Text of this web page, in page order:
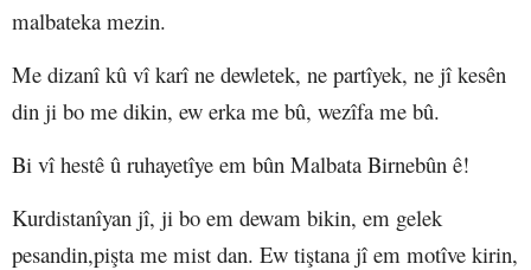
malbateka mezin.
Me dizanî kû vî karî ne dewletek, ne partîyek, ne jî kesên
din ji bo me dikin, ew erka me bû, wezîfa me bû.
Bi vî hestê û ruhayetîye em bûn Malbata Birnebûn ê!
Kurdistanîyan jî, ji bo em dewam bikin, em gelek
pesandin,pişta me mist dan. Ew tiştana jî em motîve kirin,